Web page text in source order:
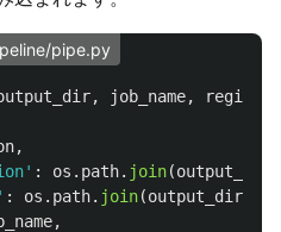
pipe.py
, job_name, region
,
' : os . path. join(output_dir
' : os . path. join(output_dir
,